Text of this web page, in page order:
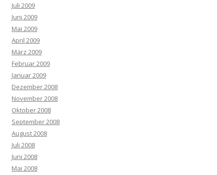
Juli 2009
Juni 2009
Mai 2009
April 2009
März 2009
Februar 2009
Januar 2009
Dezember 2008
November 2008
Oktober 2008
September 2008
August 2008
Juli 2008
Juni 2008
Mai 2008